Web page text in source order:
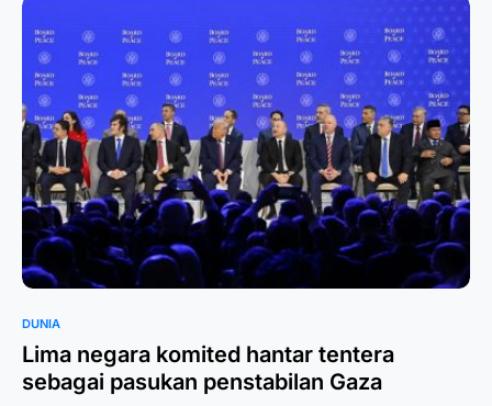
DUNIA
Lima negara komited hantar tentera
sebagai pasukan penstabilan Gaza